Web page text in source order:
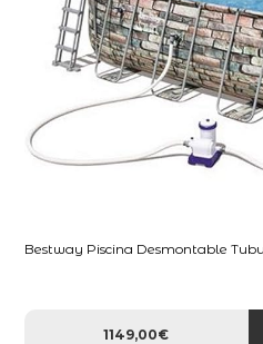
Bestway Piscina Desmontable
1149,00€